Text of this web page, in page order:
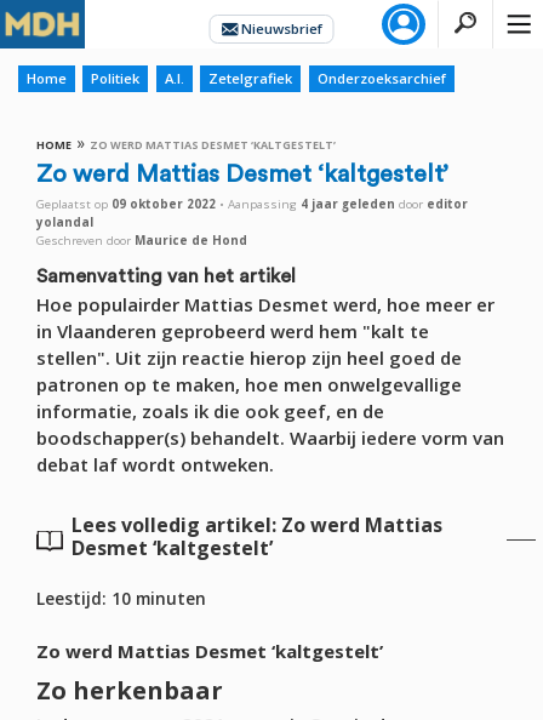
Home Politiek A.I. Zetelgrafiek Onderzoeksarchief
HOME » ZO WERD MATTIAS DESMET ‘KALTGESTELT’
Zo werd Mattias Desmet ‘kaltgestelt’
Geplaatst op 09 oktober 2022 • Aanpassing 4 jaar geleden door editor
yolandal
Geschreven door Maurice de Hond
Samenvatting van het artikel
Hoe populairder Mattias Desmet werd, hoe meer er
in Vlaanderen geprobeerd werd hem "kalt te
stellen". Uit zijn reactie hierop zijn heel goed de
patronen op te maken, hoe men onwelgevallige
informatie, zoals ik die ook geef, en de
boodschapper(s) behandelt. Waarbij iedere vorm van
debat laf wordt ontweken.
Lees volledig artikel: Zo werd Mattias
Desmet ‘kaltgestelt’
Leestijd: 10 minuten
Zo werd Mattias Desmet ‘kaltgestelt’
Zo herkenbaar